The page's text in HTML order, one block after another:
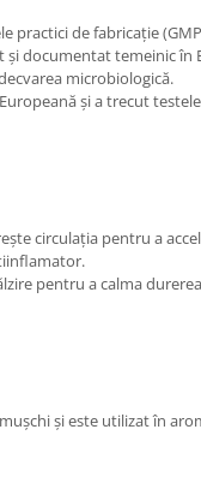
practici de fabricație
și documentat temeinic în
microbiologică.
și a trecut
circulația pentru a
pentru a calma
și este utilizat în